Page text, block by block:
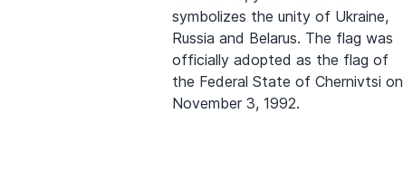
symbolizes the unity of Ukraine,
Russia and Belarus. The flag was
officially adopted as the flag of
the Federal State of Chernivtsi on
November 3, 1992.